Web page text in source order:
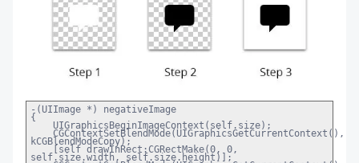
-(UIImage *) negativeImage
{
UIGraphicsBeginImageContext(self.size);
CGContextSetBlendMode(UIGraphicsGetCurrentContext(),
kCGBlendModeCopy);
[self drawInRect:CGRectMake(0, 0,
self.size.width, self.size.height)];